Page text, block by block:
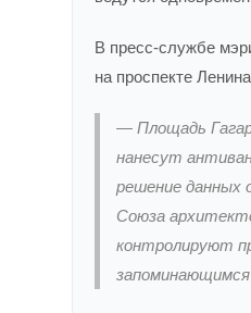
В пресс-службе
на проспекте
— Площадь
нанесут
решение данных
Союза
контролируют
запоминающимся